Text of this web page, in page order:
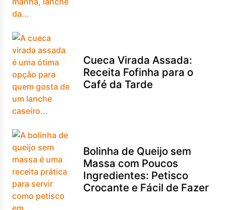
Cueca Virada Assada:
Receita Fofinha para o
Café da Tarde
Bolinha de Queijo sem
Massa com Poucos
Ingredientes: Petisco
Crocante e Fácil de Fazer